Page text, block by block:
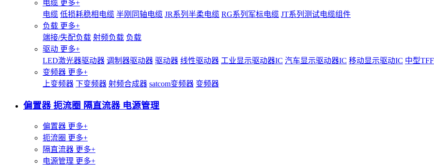
电缆 更多+
电缆 低损耗稳相电缆 半刚同轴电缆 JR系列半柔电缆 RG系列军标电缆 JT系列测试电缆组件
负载 更多+
端接/失配负载 射频负载 负载
驱动 更多+
LED激光器驱动器 调制器驱动器 驱动器 线性驱动器 工业显示驱动器IC 汽车显示驱动器IC 移动显示驱动IC 中型
变频器 更多+
上变频器 下变频器 射频合成器 satcom变频器 变频器
偏置器 扼流圈 隔直流器 电源管理
偏置器 更多+
扼流圈 更多+
隔直流器 更多+
电源管理 更多+